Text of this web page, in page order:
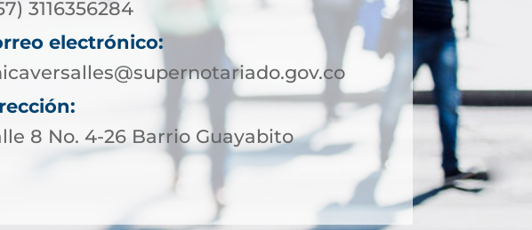
3116356284
electrónico:
8 No. 4-26 Barrio Guayabito